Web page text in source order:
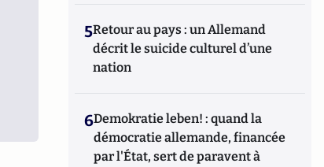
5Retour au pays : un Allemand
décrit le suicide culturel d’une
nation
6Demokratie leben! : quand la
démocratie allemande, financée
par l'État, sert de paravent à